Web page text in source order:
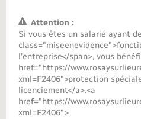
Sécurité - Prévention
Seniors
Transports
Attention :
Si vous êtes un salarié ayant
l'entreprise</span>, vous
href="https://
xml=F2406">protection
licenciement</a>.<a
href="https://
xml=F2406">